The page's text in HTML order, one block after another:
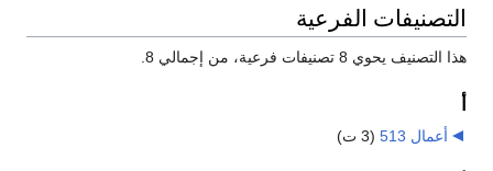
التصنيفات الفرعية
هذا التصنيف يحوي 8 تصنيفات فرعية، من إجمالي 8.
أعمال 513 (3 ت)